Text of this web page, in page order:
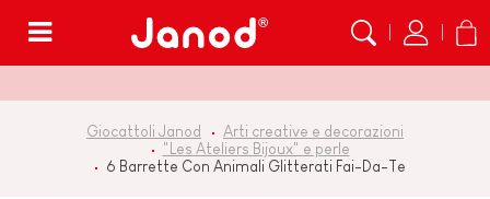
Giocattoli Janod
Arti creative e decorazioni
"Les Ateliers Bijoux" e perle
6 Barrette Con Animali Glitterati Fai-Da-Te